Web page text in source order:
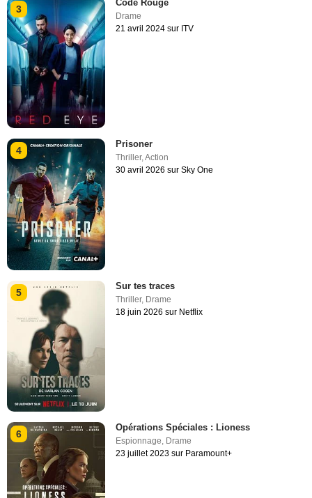
3
Code Rouge
Drame
21 avril 2024 sur ITV
4
Prisoner
Thriller,Action
30 avril 2026 sur Sky One
5
Sur tes traces
Thriller, Drame
18 juin 2026 sur Netflix
6
Opérations Spéciales : Lioness
Espionnage, Drame
23 juillet 2023 sur Paramount+